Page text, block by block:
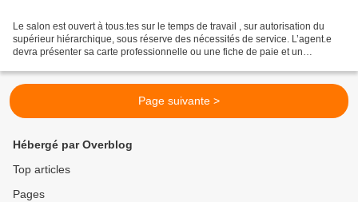
Le salon est ouvert à tous.tes sur le temps de travail , sur autorisation du
supérieur hiérarchique, sous réserve des nécessités de service. L’agent.e
devra présenter sa carte professionnelle ou une fiche de paie et un
Page suivante >
Hébergé par Overblog
Top articles
Pages